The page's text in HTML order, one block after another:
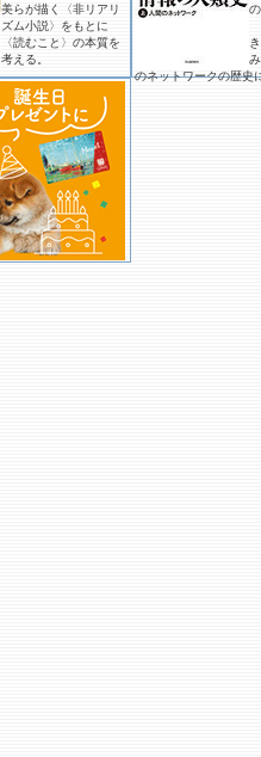
美らが描く〈非リアリ
ズム小説〉をもとに
〈読むこと〉の本質を
考える。
のネットワークの歴史